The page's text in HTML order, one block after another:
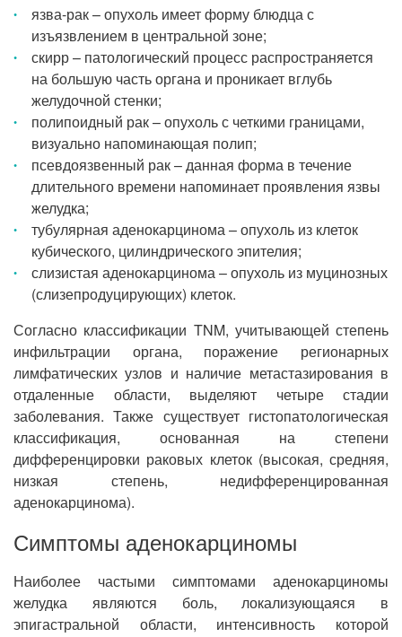
язва-рак – опухоль имеет форму блюдца с
изъязвлением в центральной зоне;
скирр – патологический процесс распространяется
на большую часть органа и проникает вглубь
желудочной стенки;
полипоидный рак – опухоль с четкими границами,
визуально напоминающая полип;
псевдоязвенный рак – данная форма в течение
длительного времени напоминает проявления язвы
желудка;
тубулярная аденокарцинома – опухоль из клеток
кубического, цилиндрического эпителия;
слизистая аденокарцинома – опухоль из муцинозных
(слизепродуцирующих) клеток.
Согласно классификации TNM, учитывающей степень
инфильтрации органа, поражение регионарных
лимфатических узлов и наличие метастазирования в
отдаленные области, выделяют четыре стадии
заболевания. Также существует гистопатологическая
классификация, основанная на степени
дифференцировки раковых клеток (высокая, средняя,
низкая степень, недифференцированная
аденокарцинома).
Симптомы аденокарциномы
Наиболее частыми симптомами аденокарциномы
желудка являются боль, локализующаяся в
эпигастральной области, интенсивность которой